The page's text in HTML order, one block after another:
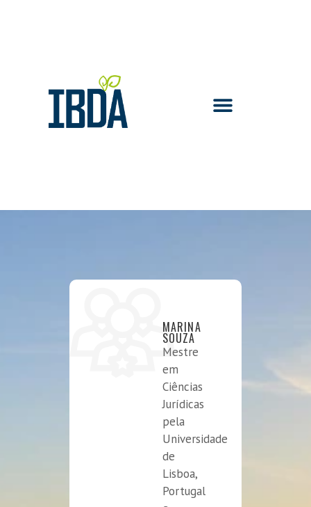
MARINA
SOUZA
Mestre
em
Ciências
Jurídicas
pela
Universidade
de
Lisboa,
Portugal